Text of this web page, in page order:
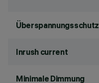
Überspannungsschutz
Inrush current
Minimale Dimmung